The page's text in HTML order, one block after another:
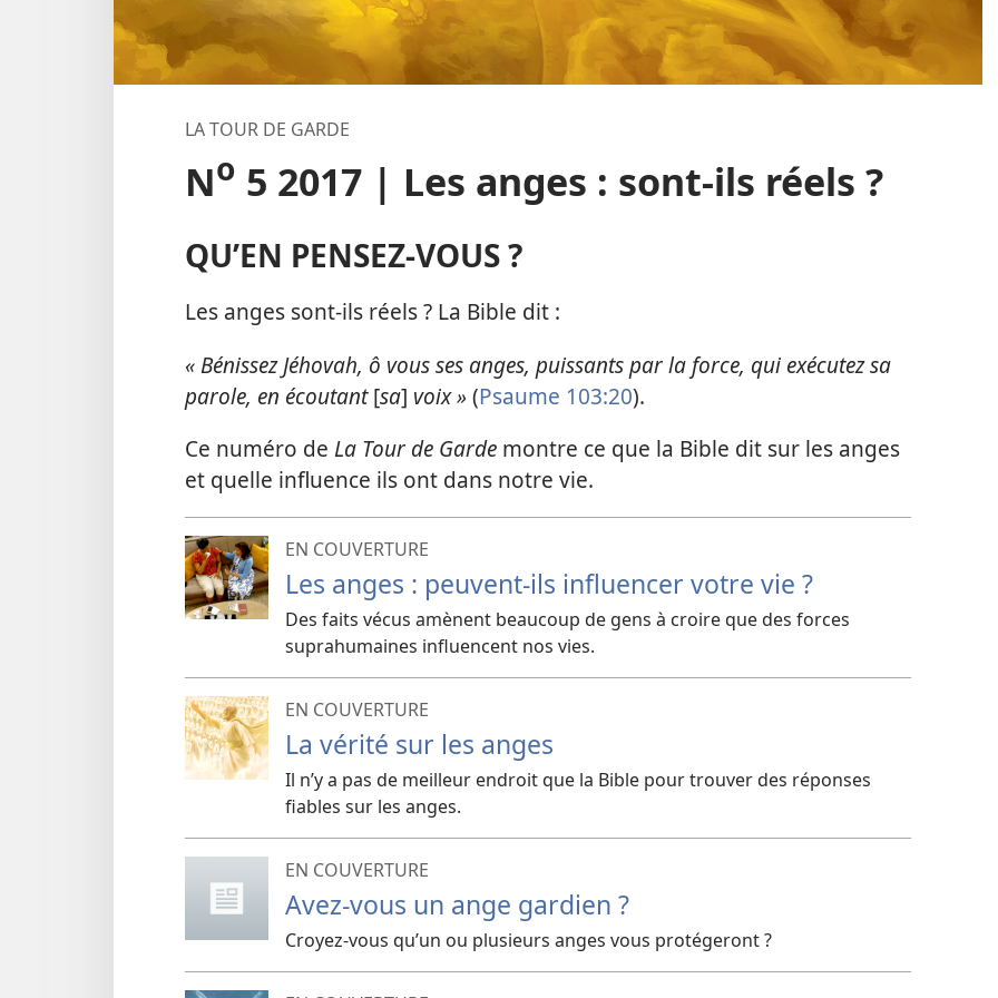
LA TOUR DE GARDE
No 5 2017 | Les anges : sont-​ils réels ?
QU’EN PENSEZ-​VOUS ?
Les anges sont-​ils réels ? La Bible dit :
« Bénissez Jéhovah, ô vous ses anges, puissants par la force, qui exécutez sa
parole, en écoutant[sa] voix »(Psaume 103:20).
Ce numéro de La Tour de Garde montre ce que la Bible dit sur les anges
et quelle influence ils ont dans notre vie.
EN COUVERTURE
Les anges : peuvent-​ils influencer votre vie ?
Des faits vécus amènent beaucoup de gens à croire que des forces
suprahumaines influencent nos vies.
EN COUVERTURE
La vérité sur les anges
Il n’y a pas de meilleur endroit que la Bible pour trouver des réponses
fiables sur les anges.
EN COUVERTURE
Avez-​vous un ange gardien ?
Croyez-​vous qu’un ou plusieurs anges vous protégeront ?